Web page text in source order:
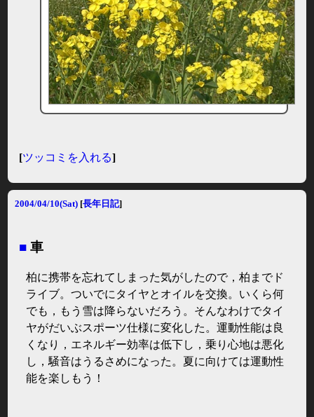
[ツッコミを入れる]
2004/04/10(Sat) [長年日記]
■ 車
柏に携帯を忘れてしまった気がしたので，柏までド
ライブ。ついでにタイヤとオイルを交換。いくら何
でも，もう雪は降らないだろう。そんなわけでタイ
ヤがだいぶスポーツ仕様に変化した。運動性能は良
くなり，エネルギー効率は低下し，乗り心地は悪化
し，騒音はうるさめになった。夏に向けては運動性
能を楽しもう！